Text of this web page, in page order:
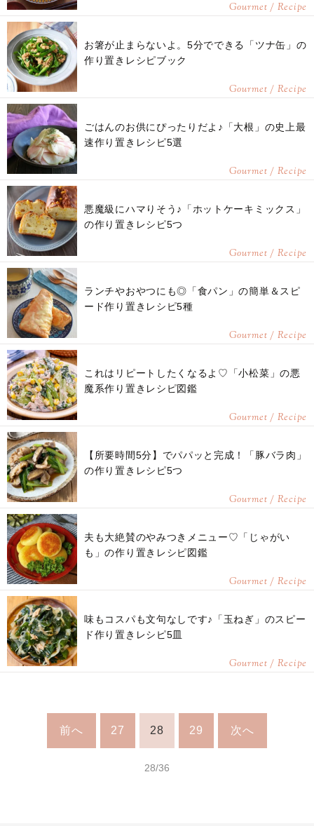
Gourmet / Recipe
お箸が止まらないよ。5分でできる「ツナ缶」の
作り置きレシピブック
Gourmet / Recipe
ごはんのお供にぴったりだよ♪「大根」の史上最
速作り置きレシピ5選
Gourmet / Recipe
悪魔級にハマりそう♪「ホットケーキミックス」
の作り置きレシピ5つ
Gourmet / Recipe
ランチやおやつにも◎「食パン」の簡単＆スピ
ード作り置きレシピ5種
Gourmet / Recipe
これはリピートしたくなるよ♡「小松菜」の悪
魔系作り置きレシピ図鑑
Gourmet / Recipe
【所要時間5分】でパパッと完成！「豚バラ肉」
の作り置きレシピ5つ
Gourmet / Recipe
夫も大絶賛のやみつきメニュー♡「じゃがい
も」の作り置きレシピ図鑑
Gourmet / Recipe
味もコスパも文句なしです♪「玉ねぎ」のスピー
ド作り置きレシピ5皿
Gourmet / Recipe
前へ 27 28 29 次へ
28/36